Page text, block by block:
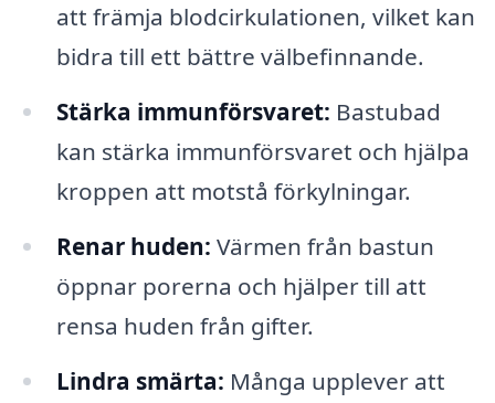
att främja blodcirkulationen, vilket kan
bidra till ett bättre välbefinnande.
Stärka immunförsvaret: Bastubad
kan stärka immunförsvaret och hjälpa
kroppen att motstå förkylningar.
Renar huden: Värmen från bastun
öppnar porerna och hjälper till att
rensa huden från gifter.
Lindra smärta: Många upplever att